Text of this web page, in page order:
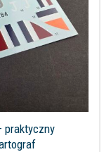
praktyczny